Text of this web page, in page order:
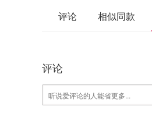
评论 相似同款
评论